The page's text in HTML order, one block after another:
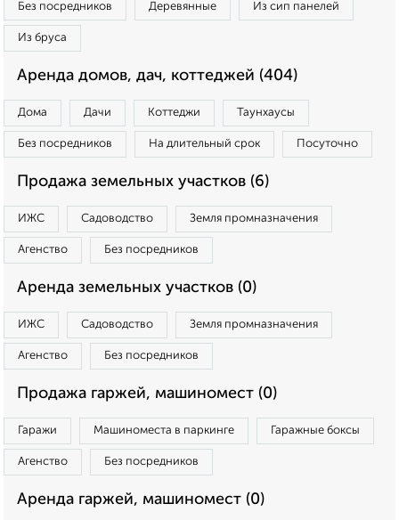
Без посредников Деревянные Из сип панелей
Из бруса
Аренда домов, дач, коттеджей (404)
Дома Дачи Коттеджи Таунхаусы
Без посредников На длительный срок Посуточно
Продажа земельных участков (6)
ИЖС Садоводство Земля промназначения
Агенство Без посредников
Аренда земельных участков (0)
ИЖС Садоводство Земля промназначения
Агенство Без посредников
Продажа гаржей, машиномест (0)
Гаражи Машиноместа в паркинге Гаражные боксы
Агенство Без посредников
Аренда гаржей, машиномест (0)